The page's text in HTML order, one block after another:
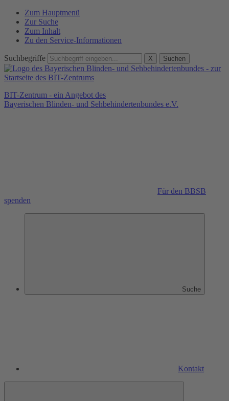
Zum Hauptmenü
Zur Suche
Zum Inhalt
Zu den Service-Informationen
Suchbegriffe X Suchen
BIT-Zentrum - ein Angebot des
Bayerischen Blinden- und Sehbehindertenbundes e.V.
Für den BBSB
spenden
Suche
Kontakt